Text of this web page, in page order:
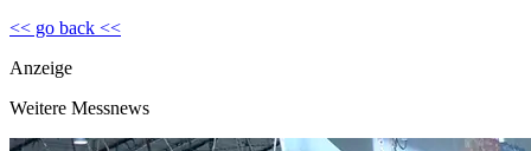
<< go back <<
Anzeige
Weitere Messnews